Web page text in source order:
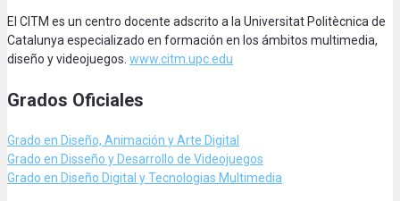
El CITM es un centro docente adscrito a la Universitat Politècnica de
Catalunya especializado en formación en los ámbitos multimedia,
diseño y videojuegos. www.citm.upc.edu
Grados Oficiales
Grado en Diseño, Animación y Arte Digital
Grado en Disseño y Desarrollo de Videojuegos
Grado en Diseño Digital y Tecnologias Multimedia